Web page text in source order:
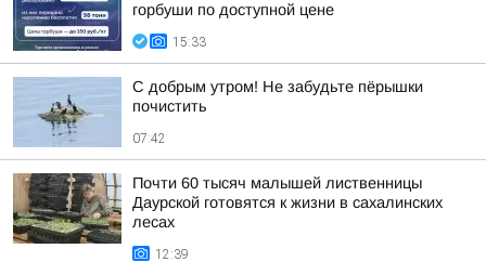
горбуши по доступной цене
15:33
С добрым утром! Не забудьте пёрышки
почистить
07:42
Почти 60 тысяч малышей лиственницы
Даурской готовятся к жизни в сахалинских
лесах
12:39